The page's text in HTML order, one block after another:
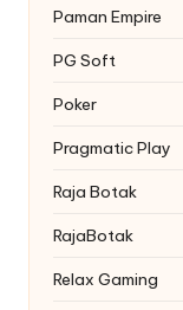
Paman Empire
PG Soft
Poker
Pragmatic Play
Raja Botak
RajaBotak
Relax Gaming